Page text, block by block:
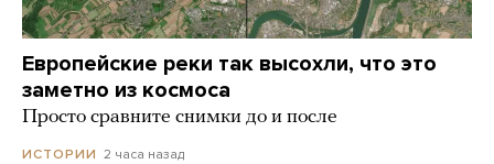
Европейские реки так высохли, что это
заметно из космоса
Просто сравните снимки до и после
ИСТОРИИ 2 часа назад